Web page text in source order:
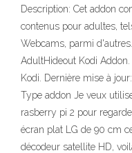
Description: Cet addon
contenus pour adultes,
Webcams, parmi
AdultHideout Kodi
Kodi. Dernière mise à
Type addon Je veux
rasberry pi 2 pour
écran plat LG de 90 cm
décodeur satellite HD,